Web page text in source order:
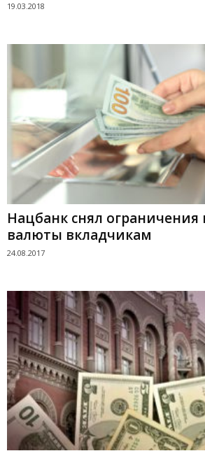
19.03.2018
Нацбанк снял ограничения
валюты вкладчикам
24.08.2017